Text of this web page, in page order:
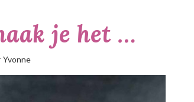
je het …
Yvonne